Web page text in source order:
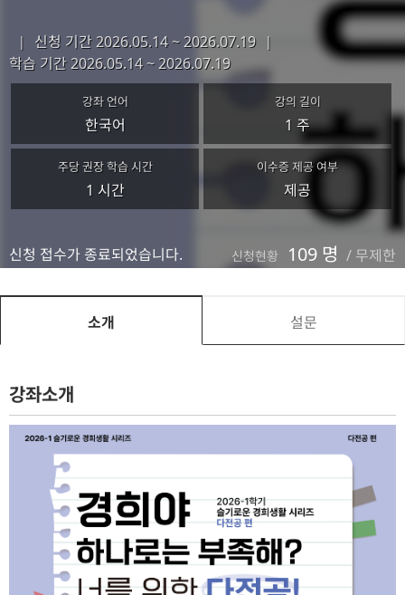
| 신청 기간 2026.05.14 ~ 2026.07.19 |
학습 기간2026.05.14 ~ 2026.07.19
강좌 언어
한국어
강의 길이
1 주
주당 권장 학습 시간
1 시간
이수증 제공 여부
제공
신청 접수가 종료되었습니다. 신청현황 109 명 / 무제한
소개 설문
강좌소개